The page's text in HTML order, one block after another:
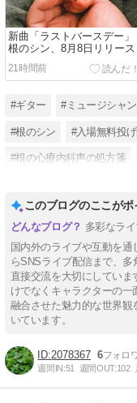
新曲「ラストバースデー」
根のシン、8月8日リリース
21時間前
#ギター #ミュージシャン
#根のシン #入場無料投
#根の心療内科声の処方箋
このブログのここがポ
多彩なラ
国内外のライブや互動を
らSNSライブ配信まで、
直接交流を大切にしてい
けでなくキャラクターの
融合させた魅力的な世界観
いています。
2078367 6
週間IN:51 週間OUT:102